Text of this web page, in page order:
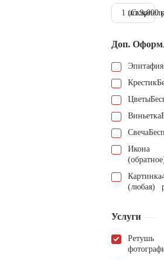
1 шт.9.000
Доп.
Эпитафия
Крестик
Цветы
Виньетка
Свеча
Икона
Картинка
(любая)
Услуги
Ретушь